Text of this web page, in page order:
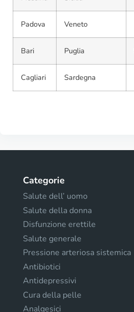
Padova Veneto
Bari Puglia
Cagliari Sardegna
Categorie
Salute dell’ uomo
Salute della donna
Disfunzione erettile
Salute generale
Pressione arteriosa sistemica
Antibiotici
Antidepressivi
Cura della pelle
Analgesici